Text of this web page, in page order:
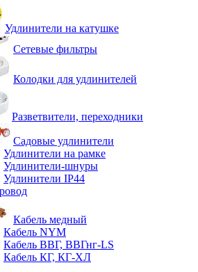
Удлинители на катушке
Сетевые фильтры
Колодки для удлинителей
Разветвители, переходники
Садовые удлинители
Удлинители на рамке
Удлинители-шнуры
Удлинители IP44
Кабель медный
Кабель NYM
Кабель ВВГ, ВВГнг-LS
Кабель КГ, КГ-ХЛ